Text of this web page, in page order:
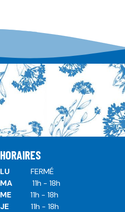
HORAIRES
LU
​ ​FERMÉ
MA
​11h - 18h
ME
​11h - 18h
JE
​​11h - 18h